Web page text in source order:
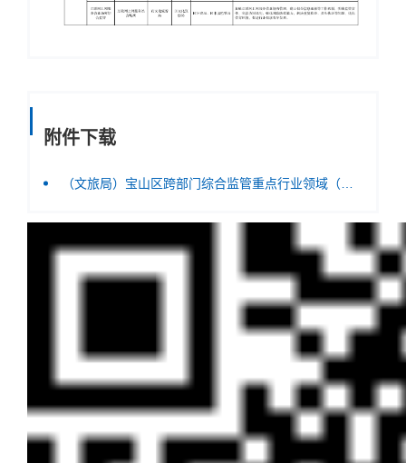
附件下载
（文旅局）宝山区跨部门综合监管重点行业领域（事项）清单（2025年版）.pdf